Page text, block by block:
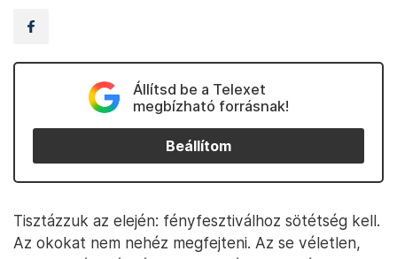
Állítsd be a Telexet
megbízható forrásnak!
Beállítom
Tisztázzuk az elején: fényfesztiválhoz sötétség kell.
Az okokat nem nehéz megfejteni. Az se véletlen,